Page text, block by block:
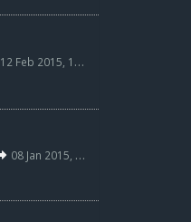
12 Feb 2015, 14:18
08 Jan 2015, 22:10